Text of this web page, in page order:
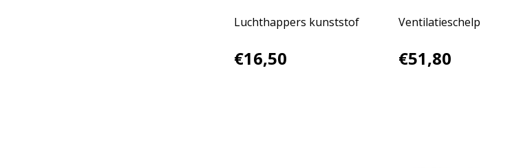
Luchthappers kunststof
€16,50
Ventilatieschelp
€51,80